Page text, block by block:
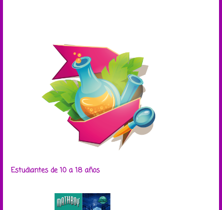
Estudiantes de 10 a 18 años